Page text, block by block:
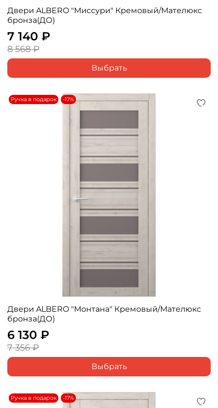
Двери ALBERO "Миссури" Кремовый/Мателюкс
бронза(ДО)
7 140 ₽
8 568 ₽
Выбрать
Ручка в подарок -17%
Двери ALBERO "Монтана" Кремовый/Мателюкс
бронза(ДО)
6 130 ₽
7 356 ₽
Выбрать
Ручка в подарок -17%